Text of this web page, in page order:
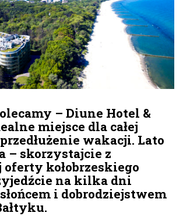
– Diune Hotel &
miejsce dla całej
wakacji. Lato
– skorzystajcie z
kołobrzeskiego
na kilka dni
i dobrodziejstwem